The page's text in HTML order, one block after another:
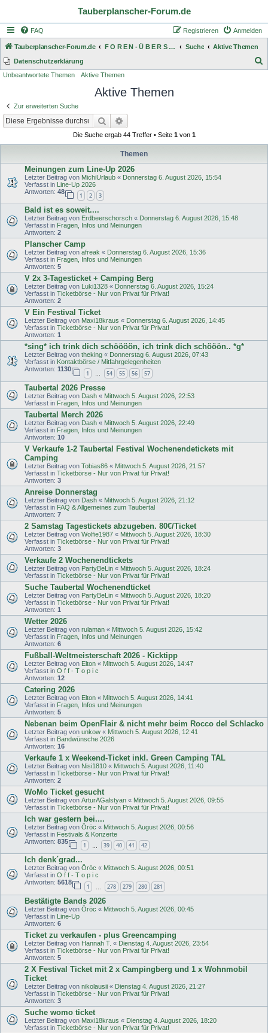
Tauberplanscher-Forum.de
FAQ Anmelden
Registrieren
Tauberplanscher-Forum.de F O R E N - Ü B E R S I C H T Suche
Aktive Themen
Datenschutzerklärung
Unbeantwortete Themen Aktive Themen
Aktive Themen
Zur erweiterten Suche
Suche
Die Suche ergab 44 Treffer • Seite 1von 1
Themen
Meinungen zum Line-Up 2026
Letzter Beitrag von MichiUrlaub « Donnerstag 6. August 2026, 15:54
Verfasst in Line-Up 2026
Antworten: 48
1 2 3
Bald ist es soweit....
Letzter Beitrag von Erdbeerschorsch « Donnerstag 6. August 2026, 15:48
Verfasst in Fragen, Infos und Meinungen
Antworten: 2
Planscher Camp
Letzter Beitrag von afreak « Donnerstag 6. August 2026, 15:36
Verfasst in Fragen, Infos und Meinungen
Antworten: 5
V 2x 3-Tagesticket + Camping Berg
Letzter Beitrag von Luki1328 « Donnerstag 6. August 2026, 15:24
Verfasst in Ticketbörse - Nur von Privat für Privat!
Antworten: 2
V Ein Festival Ticket
Letzter Beitrag von Maxi18kraus « Donnerstag 6. August 2026, 14:45
Verfasst in Ticketbörse - Nur von Privat für Privat!
Antworten: 1
*sing* ich trink dich schöööön, ich trink dich schööön.. *g*
Letzter Beitrag von theking « Donnerstag 6. August 2026, 07:43
Verfasst in Kontaktbörse / Mitfahrgelegenheiten
Antworten: 1130
1 … 54 55 56 57
Taubertal 2026 Presse
Letzter Beitrag von Dash « Mittwoch 5. August 2026, 22:53
Verfasst in Fragen, Infos und Meinungen
Taubertal Merch 2026
Letzter Beitrag von Dash « Mittwoch 5. August 2026, 22:49
Verfasst in Fragen, Infos und Meinungen
Antworten: 10
V Verkaufe 1-2 Taubertal Festival Wochenendetickets mit
Camping
Letzter Beitrag von Tobias86 « Mittwoch 5. August 2026, 21:57
Verfasst in Ticketbörse - Nur von Privat für Privat!
Antworten: 3
Anreise Donnerstag
Letzter Beitrag von Dash « Mittwoch 5. August 2026, 21:12
Verfasst in FAQ & Allgemeines zum Taubertal
Antworten: 7
2 Samstag Tagestickets abzugeben. 80€/Ticket
Letzter Beitrag von Wolfie1987 « Mittwoch 5. August 2026, 18:30
Verfasst in Ticketbörse - Nur von Privat für Privat!
Antworten: 3
Verkaufe 2 Wochenendtickets
Letzter Beitrag von PartyBeLin « Mittwoch 5. August 2026, 18:24
Verfasst in Ticketbörse - Nur von Privat für Privat!
Suche Taubertal Wochenendticket
Letzter Beitrag von PartyBeLin « Mittwoch 5. August 2026, 18:20
Verfasst in Ticketbörse - Nur von Privat für Privat!
Antworten: 1
Wetter 2026
Letzter Beitrag von rulaman « Mittwoch 5. August 2026, 15:42
Verfasst in Fragen, Infos und Meinungen
Antworten: 6
Fußball-Weltmeisterschaft 2026 - Kicktipp
Letzter Beitrag von Elton « Mittwoch 5. August 2026, 14:47
Verfasst in O f f - T o p i c
Antworten: 12
Catering 2026
Letzter Beitrag von Elton « Mittwoch 5. August 2026, 14:41
Verfasst in Fragen, Infos und Meinungen
Antworten: 5
Nebenan beim OpenFlair & nicht mehr beim Rocco del Schlacko
Letzter Beitrag von unkow « Mittwoch 5. August 2026, 12:41
Verfasst in Bandwünsche 2026
Antworten: 16
Verkaufe 1 x Weekend-Ticket inkl. Green Camping TAL
Letzter Beitrag von Nisi1810 « Mittwoch 5. August 2026, 11:40
Verfasst in Ticketbörse - Nur von Privat für Privat!
Antworten: 2
WoMo Ticket gesucht
Letzter Beitrag von ArturAGalstyan « Mittwoch 5. August 2026, 09:55
Verfasst in Ticketbörse - Nur von Privat für Privat!
Ich war gestern bei....
Letzter Beitrag von Öröc « Mittwoch 5. August 2026, 00:56
Verfasst in Festivals & Konzerte
Antworten: 835
1 39 40 41 42
Ich denk´grad...
Letzter Beitrag von Öröc « Mittwoch 5. August 2026, 00:51
Verfasst in O f f - T o p i c
Antworten: 5618
1 278 279 280 281
Bestätigte Bands 2026
Letzter Beitrag von Öröc « Mittwoch 5. August 2026, 00:45
Verfasst in Line-Up
Antworten: 6
Ticket zu verkaufen - plus Greencamping
Letzter Beitrag von Hannah T. « Dienstag 4. August 2026, 23:54
Verfasst in Ticketbörse - Nur von Privat für Privat!
Antworten: 5
2 X Festival Ticket mit 2 x Campingberg und 1 x Wohnmobil
Ticket
Letzter Beitrag von nikolausii « Dienstag 4. August 2026, 21:27
Verfasst in Ticketbörse - Nur von Privat für Privat!
Antworten: 3
Suche womo ticket
Letzter Beitrag von Maxi18kraus « Dienstag 4. August 2026, 18:20
Verfasst in Ticketbörse - Nur von Privat für Privat!